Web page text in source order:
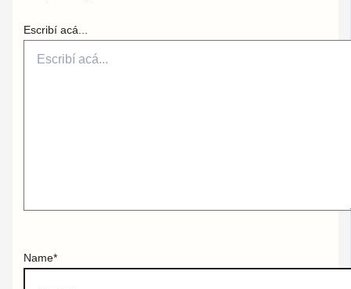
Escribí acá...
Name*